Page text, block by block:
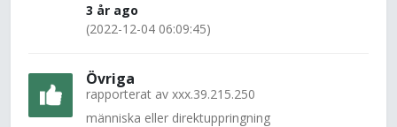
3 år ago
(2022-12-04 06:09:45)
Övriga
rapporterat av xxx.39.215.250
människa eller direktuppringning